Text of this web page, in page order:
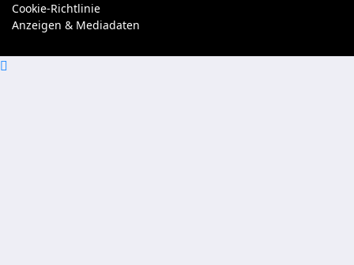
Cookie-Richtlinie
Anzeigen & Mediadaten